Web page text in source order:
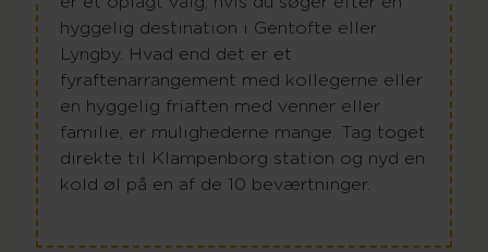
hyggelig destination i Gentofte eller
Lyngby. Hvad end det er et
fyraftenarrangement med kollegerne eller
en hyggelig friaften med venner eller
familie, er mulighederne mange. Tag toget
direkte til Klampenborg station og nyd en
kold øl på en af de 10 beværtninger.